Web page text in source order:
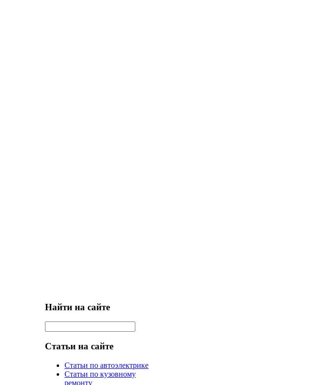
Найти на сайте
Статьи на сайте
Статьи по автоэлектрике
Статьи по кузовному
ремонту